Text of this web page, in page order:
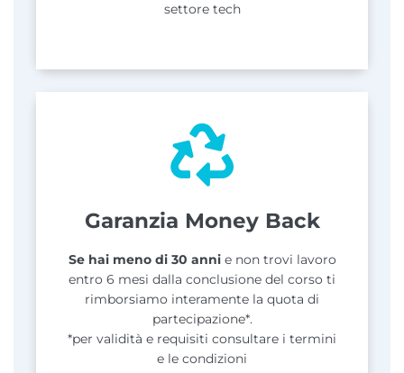
settore tech
Garanzia Money Back
Se hai meno di 30 annie non trovi lavoro
entro 6 mesi dalla conclusione del corso ti
rimborsiamo interamente la quota di
partecipazione*.
*per validità e requisiti consultare i termini
e le condizioni